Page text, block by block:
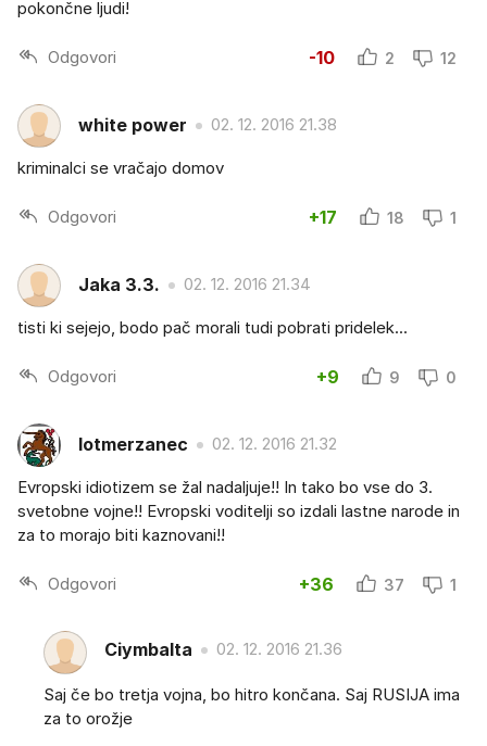
pokončne ljudi!
Odgovori -10 2 12
white power 02. 12. 2016 21.38
kriminalci se vračajo domov
Odgovori +17 18 1
Jaka 3.3. 02. 12. 2016 21.34
tisti ki sejejo, bodo pač morali tudi pobrati pridelek...
Odgovori +9 9 0
lotmerzanec 02. 12. 2016 21.32
Evropski idiotizem se žal nadaljuje!! In tako bo vse do 3.
svetobne vojne!! Evropski voditelji so izdali lastne narode in
za to morajo biti kaznovani!!
Odgovori +36 37 1
Ciymbalta 02. 12. 2016 21.36
Saj če bo tretja vojna, bo hitro končana. Saj RUSIJA ima
za to orožje